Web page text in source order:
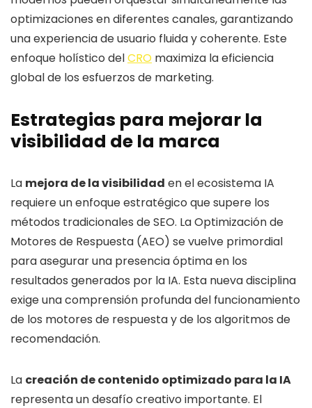
optimizaciones en diferentes canales, garantizando
una experiencia de usuario fluida y coherente. Este
enfoque holístico delCRO maximiza la eficiencia
global de los esfuerzos de marketing.
Estrategias para mejorar la
visibilidad de la marca
La mejora de la visibilidad en el ecosistema IA
requiere un enfoque estratégico que supere los
métodos tradicionales de SEO. La Optimización de
Motores de Respuesta (AEO) se vuelve primordial
para asegurar una presencia óptima en los
resultados generados por la IA. Esta nueva disciplina
exige una comprensión profunda del funcionamiento
de los motores de respuesta y de los algoritmos de
recomendación.
La creación de contenido optimizado para la IA
representa un desafío creativo importante. El